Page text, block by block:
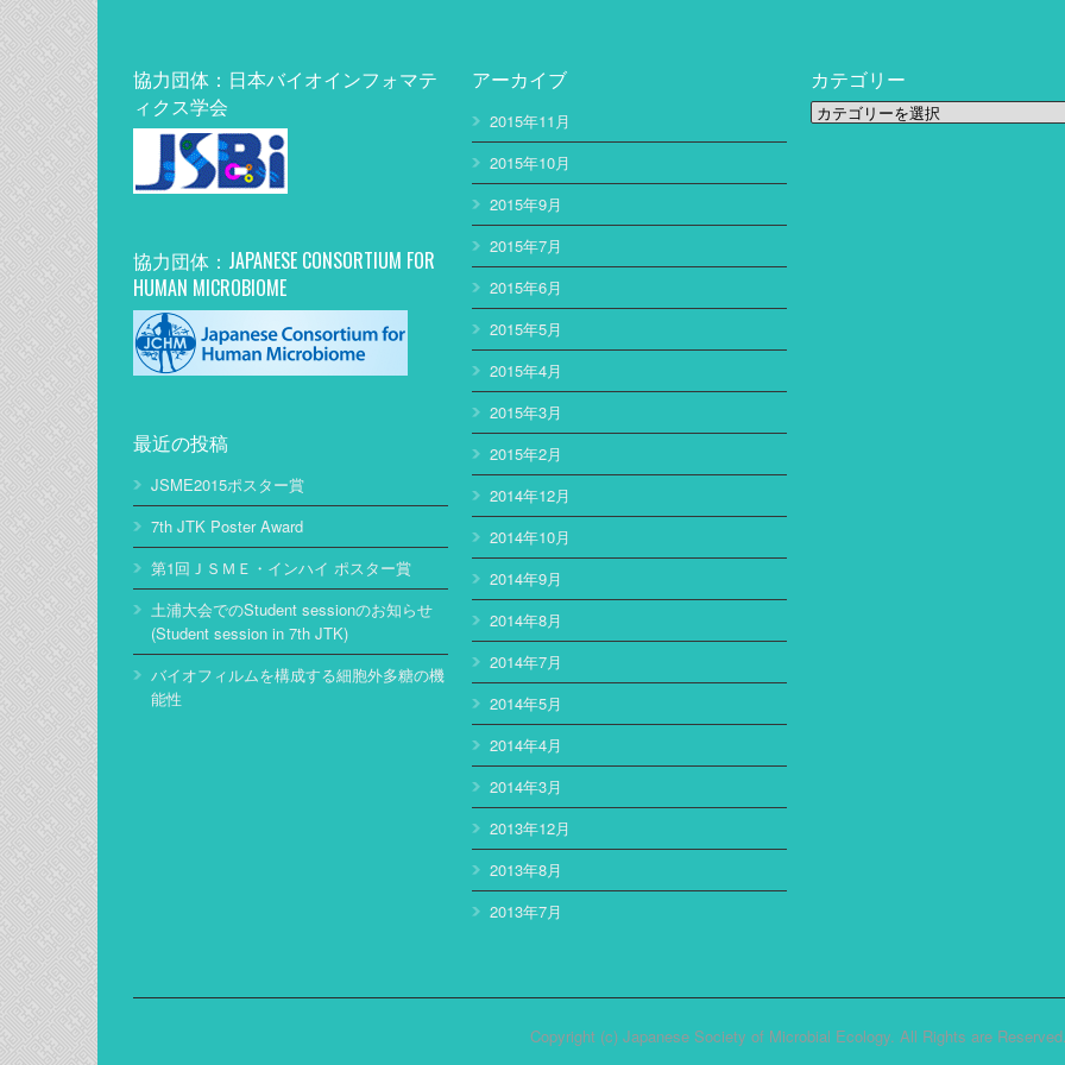
協力団体：日本バイオインフォマテ
ィクス学会
協力団体：JAPANESE CONSORTIUM FOR
HUMAN MICROBIOME
最近の投稿
JSME2015ポスター賞
7th JTK Poster Award
第1回ＪＳＭＥ・インハイ ポスター賞
土浦大会でのStudent sessionのお知らせ
(Student session in 7th JTK)
バイオフィルムを構成する細胞外多糖の機
能性
アーカイブ
2015年11月
2015年10月
2015年9月
2015年7月
2015年6月
2015年5月
2015年4月
2015年3月
2015年2月
2014年12月
2014年10月
2014年9月
2014年8月
2014年7月
2014年5月
2014年4月
2014年3月
2013年12月
2013年8月
2013年7月
カテゴリー
カ
Copyright (c) Japanese Society of Microbial Ecology. All Rights are